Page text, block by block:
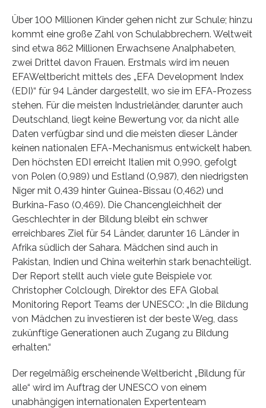
Über 100 Millionen Kinder gehen nicht zur Schule; hinzu
kommt eine große Zahl von Schulabbrechern. Weltweit
sind etwa 862 Millionen Erwachsene Analphabeten,
zwei Drittel davon Frauen. Erstmals wird im neuen
EFAWeltbericht mittels des „EFA Development Index
(EDI)“ für 94 Länder dargestellt, wo sie im EFA-Prozess
stehen. Für die meisten Industrieländer, darunter auch
Deutschland, liegt keine Bewertung vor, da nicht alle
Daten verfügbar sind und die meisten dieser Länder
keinen nationalen EFA-Mechanismus entwickelt haben.
Den höchsten EDI erreicht Italien mit 0,990, gefolgt
von Polen (0,989) und Estland (0,987), den niedrigsten
Niger mit 0,439 hinter Guinea-Bissau (0,462) und
Burkina-Faso (0,469). Die Chancengleichheit der
Geschlechter in der Bildung bleibt ein schwer
erreichbares Ziel für 54 Länder, darunter 16 Länder in
Afrika südlich der Sahara. Mädchen sind auch in
Pakistan, Indien und China weiterhin stark benachteiligt.
Der Report stellt auch viele gute Beispiele vor.
Christopher Colclough, Direktor des EFA Global
Monitoring Report Teams der UNESCO: „In die Bildung
von Mädchen zu investieren ist der beste Weg, dass
zukünftige Generationen auch Zugang zu Bildung
erhalten.“
Der regelmäßig erscheinende Weltbericht „Bildung für
alle“ wird im Auftrag der UNESCO von einem
unabhängigen internationalen Expertenteam